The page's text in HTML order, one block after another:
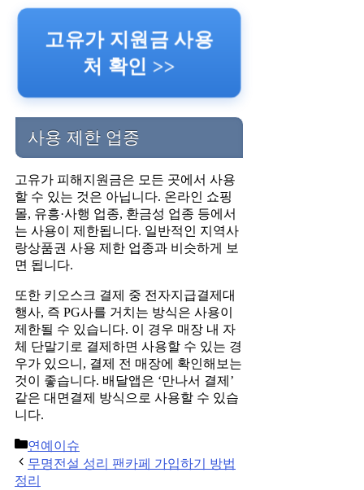
고유가 지원금 사용
처 확인 >>
사용 제한 업종
고유가 피해지원금은 모든 곳에서 사용
할 수 있는 것은 아닙니다. 온라인 쇼핑
몰, 유흥·사행 업종, 환금성 업종 등에서
는 사용이 제한됩니다. 일반적인 지역사
랑상품권 사용 제한 업종과 비슷하게 보
면 됩니다.
또한 키오스크 결제 중 전자지급결제대
행사, 즉 PG사를 거치는 방식은 사용이
제한될 수 있습니다. 이 경우 매장 내 자
체 단말기로 결제하면 사용할 수 있는 경
우가 있으니, 결제 전 매장에 확인해보는
것이 좋습니다. 배달앱은 ‘만나서 결제’
같은 대면결제 방식으로 사용할 수 있습
니다.
Categories
연예이슈
Post
navigation
무명전설 성리 팬카페 가입하기 방법
정리